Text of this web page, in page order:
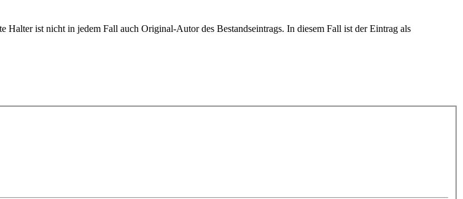
ist nicht in jedem Fall auch Original-Autor des Bestandseintrags. In diesem Fall ist der Eintrag als